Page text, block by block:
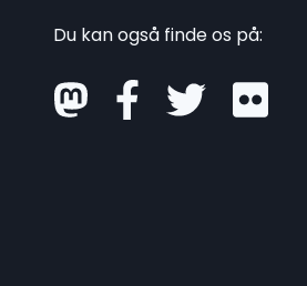
Du kan også finde os på:
mastodon